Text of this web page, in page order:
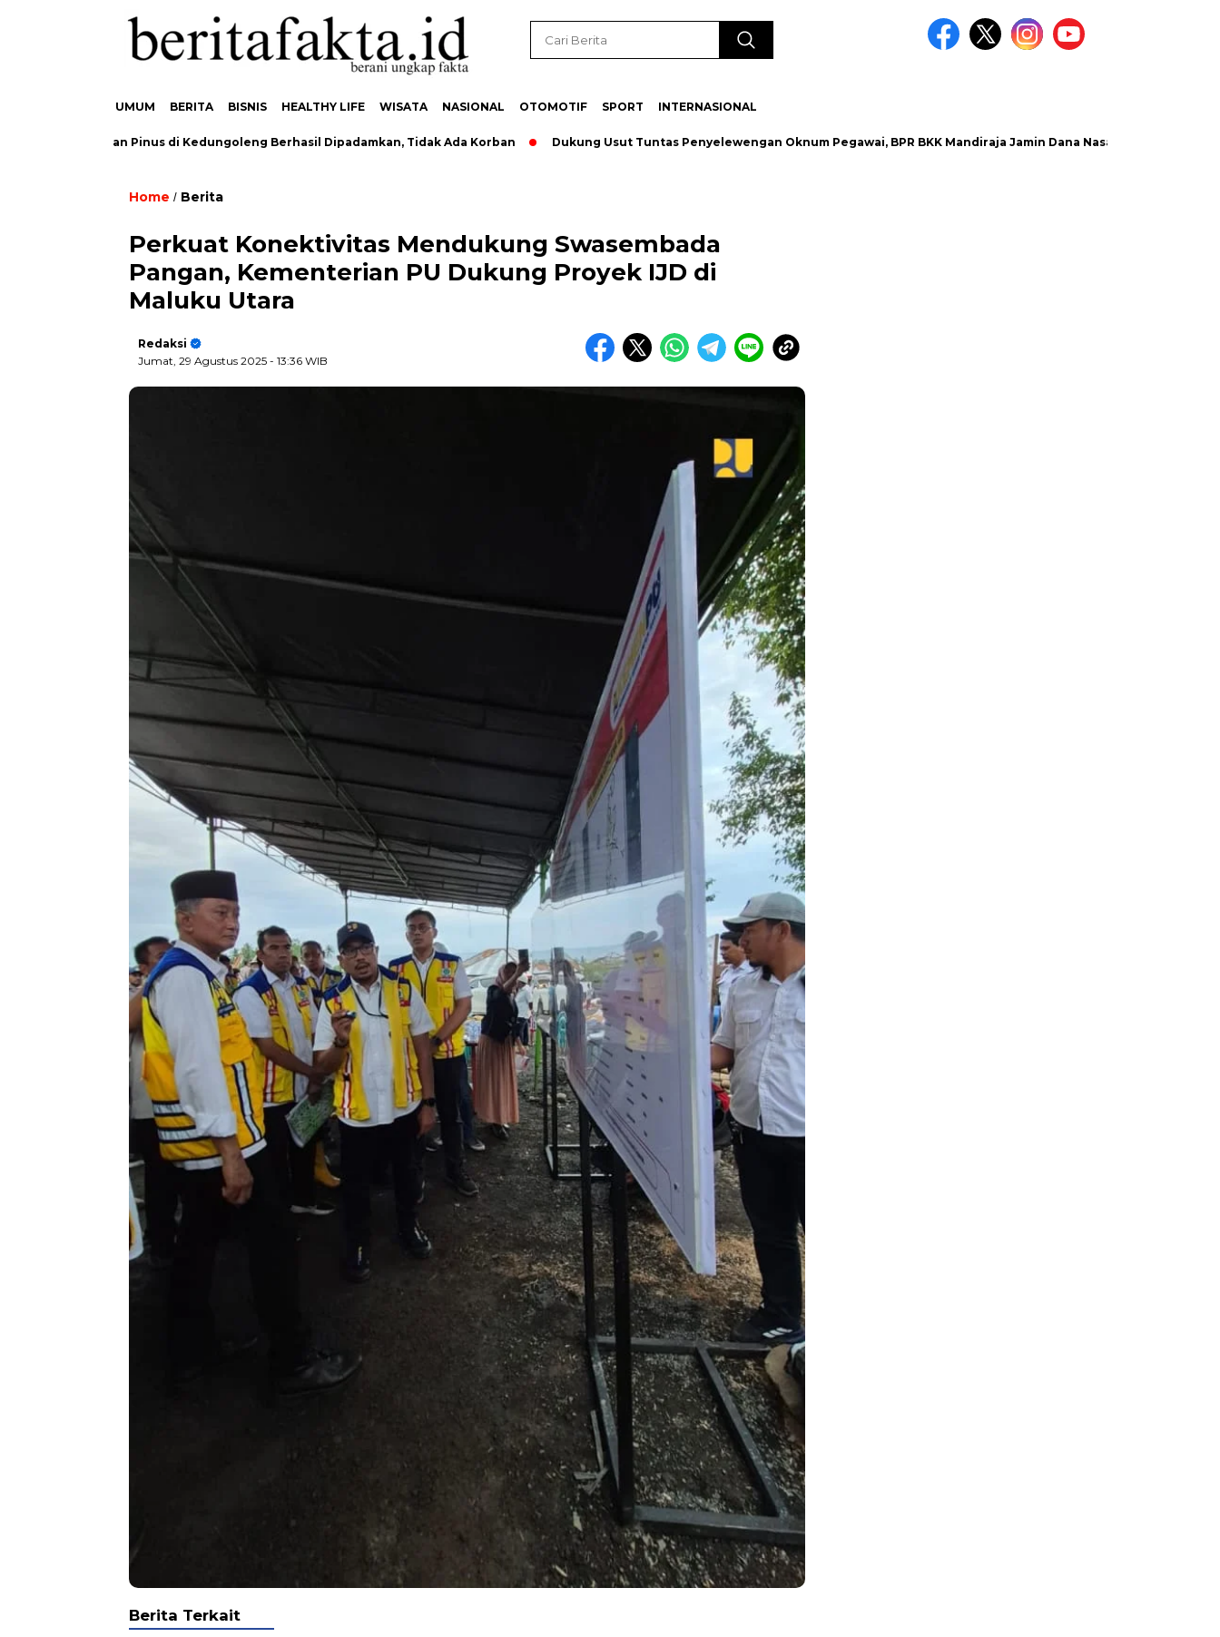
UMUM BERITA BISNIS HEALTHY LIFE WISATA NASIONAL OTOMOTIF SPORT INTERNASIONAL
Hutan Pinus di Kedungoleng Berhasil Dipadamkan, Tidak Ada Korban Dukung Usut Tuntas Penyelewengan Oknum Pegawai, BPR BKK Mandiraja Jamin Dana Nasabah Aman
Home / Berita
Perkuat Konektivitas Mendukung Swasembada
Pangan, Kementerian PU Dukung Proyek IJD di
Maluku Utara
Redaksi
Jumat, 29 Agustus 2025 - 13:36 WIB
Berita Terkait